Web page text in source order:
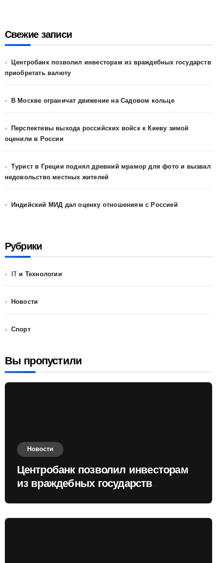
Свежие записи
Центробанк позволил инвесторам из враждебных государств
приобретать валюту
В Москве ограничат движение на Садовом кольце
Перспективы выхода российских войск к Киеву зимой
оценили в России
Турист в Греции поднял древний мрамор для фото и вызвал
недовольство местных жителей
Индийский МИД дал оценку отношениям с Россией
Рубрики
IT и Технологии
Новости
Спорт
Вы пропустили
Новости
Центробанк позволил инвесторам
из враждебных государств